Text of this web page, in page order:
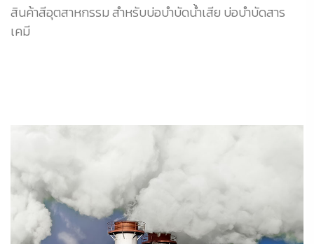
สินค้าสีอุตสาหกรรม สำหรับบ่อบำบัดน้ำเสีย บ่อบำบัดสาร
เคมี